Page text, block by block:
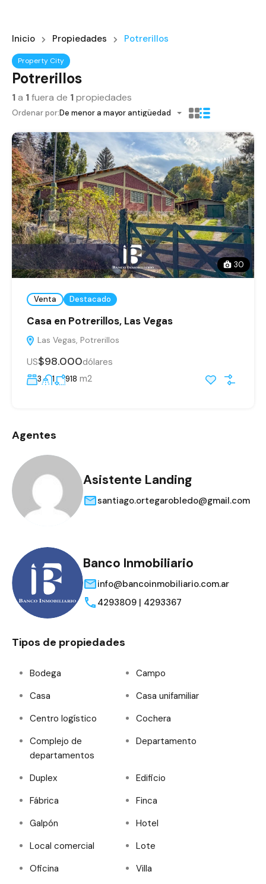
Inicio Propiedades Potrerillos
Property City
Potrerillos
1a 1fuera de 1propiedades
Ordenar por:De menor a mayor antigüedad
30
Venta Destacado
Casa en Potrerillos, Las Vegas
Las Vegas, Potrerillos
US$98.000dólares
3 1 918 m2
Agentes
Asistente Landing
santiago.ortegarobledo@gmail.com
Banco Inmobiliario
info@bancoinmobiliario.com.ar
4293809 | 4293367
Tipos de propiedades
Bodega
Campo
Casa
Casa unifamiliar
Centro logístico
Cochera
Complejo de
departamentos
Departamento
Duplex
Edificio
Fábrica
Finca
Galpón
Hotel
Local comercial
Lote
Oficina
Villa